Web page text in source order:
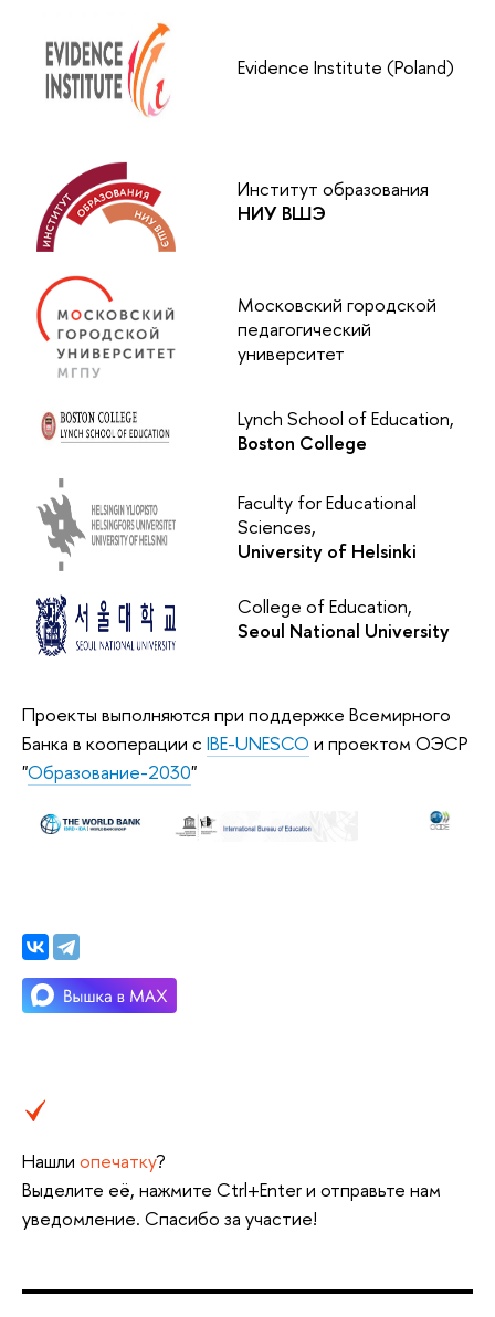
Evidence Institute (Poland)
Институт образования
НИУ ВШЭ
Московский городской
педагогический
университет
Lynch School of Education,
Boston College
Faculty for Educational
Sciences,
University of Helsinki
College of Education,
Seoul National University
Проекты выполняются при поддержке Всемирного
Банка в кооперации с IBE-UNESCO и проектом ОЭСР
"Образование-2030"
Нашли опечатку?
Выделите её, нажмите Ctrl+Enter и отправьте нам
уведомление. Спасибо за участие!